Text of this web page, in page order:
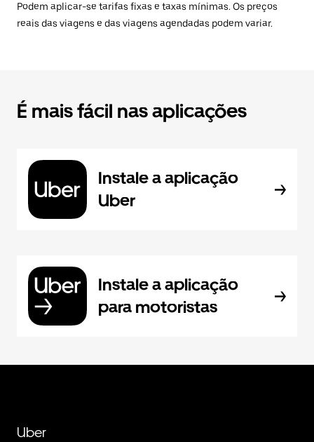
Podem aplicar-se tarifas fixas e taxas mínimas. Os preços
reais das viagens e das viagens agendadas podem variar.
É mais fácil nas aplicações
Instale a aplicação
Uber
Instale a aplicação
para motoristas
Uber